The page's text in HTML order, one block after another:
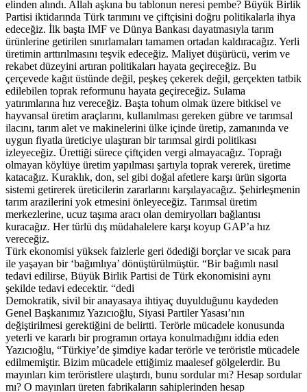
elinden alındı. Allah aşkına bu tablonun neresi pembe? Büyük Birlik
Partisi iktidarında Türk tarımını ve çiftçisini doğru politikalarla ihya
edeceğiz. İlk başta IMF ve Dünya Bankası dayatmasıyla tarım
ürünlerine getirilen sınırlamaları tamamen ortadan kaldıracağız. Yerli
üretimin arttırılmasını teşvik edeceğiz. Maliyet düşürücü, verim ve
rekabet düzeyini artıran politikaları hayata geçireceğiz. Bu
çerçevede kağıt üstünde değil, peşkeş çekerek değil, gerçekten tatbik
edilebilen toprak reformunu hayata geçireceğiz. Sulama
yatırımlarına hız vereceğiz. Başta tohum olmak üzere bitkisel ve
hayvansal üretim araçlarını, kullanılması gereken gübre ve tarımsal
ilacını, tarım alet ve makinelerini ülke içinde üretip, zamanında ve
uygun fiyatla üreticiye ulaştıran bir tarımsal girdi politikası
izleyeceğiz. Ürettiği sürece çiftçiden vergi almayacağız. Toprağı
olmayan köylüye üretim yapılması şartıyla toprak vererek, üretime
katacağız. Kuraklık, don, sel gibi doğal afetlere karşı ürün sigorta
sistemi getirerek üreticilerin zararlarını karşılayacağız. Şehirleşmenin
tarım arazilerini yok etmesini önleyeceğiz. Tarımsal üretim
merkezlerine, ucuz taşıma aracı olan demiryolları bağlantısı
kuracağız. Her türlü dış müdahalelere karşı koyup GAP’a hız
vereceğiz.
Türk ekonomisi yüksek faizlerle geri ödediği borçlar ve sıcak para
ile yaşayan bir ‘bağımlıya’ dönüştürülmüştür. “Bir bağımlı nasıl
tedavi edilirse, Büyük Birlik Partisi de Türk ekonomisini aynı
şekilde tedavi edecektir. “dedi
Demokratik, sivil bir anayasaya ihtiyaç duyulduğunu kaydeden
Genel Başkanımız Yazıcıoğlu, Siyasi Partiler Yasası’nın
değiştirilmesi gerektiğini de belirtti. Terörle mücadele konusunda
yeterli ve kararlı bir programın ortaya konulmadığını iddia eden
Yazıcıoğlu, “Türkiye’de şimdiye kadar terörle ve teröristle mücadele
edilmemiştir. Bizim mücadele ettiğimiz maalesef gölgelerdir. Bu
mayınları kim teröristlere ulaştırdı, bunu sordular mı? Hesap sordular
mı? O mayınları üreten fabrikaların sahiplerinden hesap